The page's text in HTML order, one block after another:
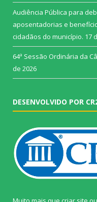
Audiência Pública para
aposentadorias e
cidadãos do município. 17
64ª Sessão Ordinária da
de 2026
DESENVOLVIDO POR